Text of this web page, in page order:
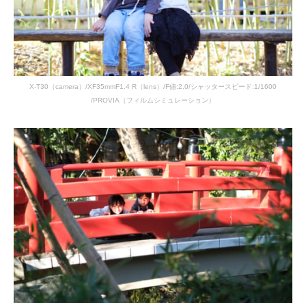
X-T30（camera）/XF35mmF1.4 R（lens）/F値:2.0/シャッタースピード:1/1600
/PROVIA（フィルムシミュレーション）